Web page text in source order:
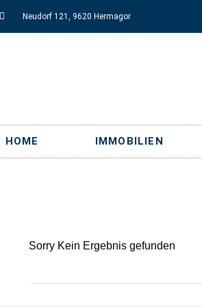
Neudorf 121, 9620 Hermagor
HOME IMMOBILIEN
Sorry Kein Ergebnis gefunden